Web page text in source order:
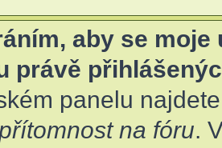
aby se
právě
panelu
na fóru.